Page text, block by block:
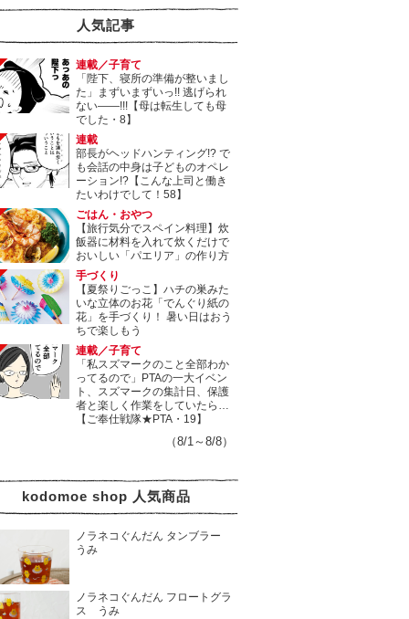
人気記事
連載／子育て
「陛下、寝所の準備が整いまし
た」まずいまずいっ!! 逃げられ
ない――!!!【母は転生しても母
でした・8】
連載
部長がヘッドハンティング!? で
も会話の中身は子どものオペレ
ーション!?【こんな上司と働き
たいわけでして！58】
ごはん・おやつ
【旅行気分でスペイン料理】炊
飯器に材料を入れて炊くだけで
おいしい「パエリア」の作り方
手づくり
【夏祭りごっこ】ハチの巣みた
いな立体のお花「でんぐり紙の
花」を手づくり！ 暑い日はおう
ちで楽しもう
連載／子育て
「私スズマークのこと全部わか
ってるので」PTAの一大イベン
ト、スズマークの集計日、保護
者と楽しく作業をしていたら…
【ご奉仕戦隊★PTA・19】
（8/1～8/8）
kodomoe shop 人気商品
ノラネコぐんだん タンブラー
うみ
ノラネコぐんだん フロートグラ
ス うみ